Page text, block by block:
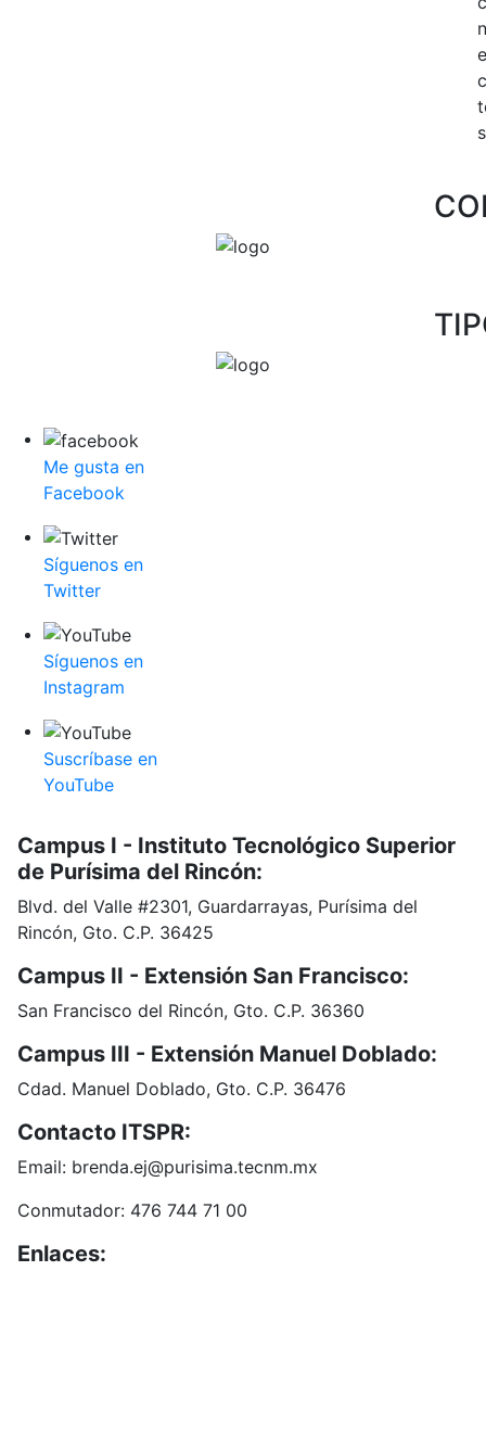
Me gusta en
Facebook
Síguenos en
Twitter
Síguenos en
Instagram
Suscríbase en
YouTube
Campus I - Instituto Tecnológico Superior
de Purísima del Rincón:
Blvd. del Valle #2301, Guardarrayas, Purísima del
Rincón, Gto. C.P. 36425
Campus II - Extensión San Francisco:
San Francisco del Rincón, Gto. C.P. 36360
Campus III - Extensión Manuel Doblado:
Cdad. Manuel Doblado, Gto. C.P. 36476
Contacto ITSPR:
Email: brenda.ej@purisima.tecnm.mx
Conmutador: 476 744 71 00
Enlaces: